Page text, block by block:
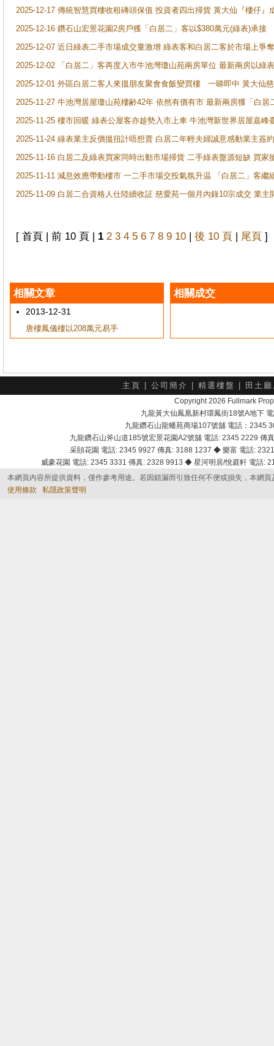
2025-12-17 傳統智慧買樓收租磚頭保值 投資者四出掃貨 黃大仙『樓仔
2025-12-16 鑽石山宏景花園2房戶獲「白居二」客以$380萬元(綠表)承接
2025-12-07 近日綠表二手市場成交量激增 綠表客和白居二客於市場上
2025-12-02 「白居二」客再度入市牛池灣瓊山苑兩房單位 最新兩房以綠
2025-12-01 外區白居二客人來搵朋友聚會食飯變買樓 一睇即中 黃大仙
2025-11-27 牛池灣居屋瓊山苑樓齢42年 依然有價有市 最新兩房獲「白居
2025-11-25 樓市回暖 綠表公屋客亦趁勢入市上車 牛池灣新世界居屋嘉峰
2025-11-24 綠表業主反價搵扭計唔想賣 白居二年輕夫婦誠意感動業主簽
2025-11-16 白居二及綠表買家同時出動市場掃貨 二手綠表盤源短缺 買
2025-11-11 減息效應帶動樓市 一二手市場交投氣氛升温 「白居二」客
2025-11-09 白居二合資格人仕陸續收証 慈愛苑一個月內錄10宗成交 業
[ 首頁 | 前 10 頁 | 1 2 3 4 5 6 7 8 9 10 | 後 10 頁 | 尾頁 ]
相關文章
2013-12-31
唐樓鳳儀樓以208萬元易手
相關成交
主頁 公司簡介 精選樓盤 田土
Copyright 2026 Fullmark
九龍黃大仙鳳凰新村環鳳街18號A地下
九龍鑽石山龍蟠苑商場107號舖 電話：2345
九龍鑽石山斧山道185號宏景花園A2號舖 電話: 2345 2229
采頣花園 電話: 2345 9927 傳真: 3188 1237 ◆ 樂富 電話:
威豪花園 電話: 2345 3331 傳真: 2328 9913 ◆ 星河明居/悅庭軒 電話
本網頁內容所提供資料，僅作參考用途。若因錯漏而引致任何不便或損失，本網
使用條款
私隱政策聲明